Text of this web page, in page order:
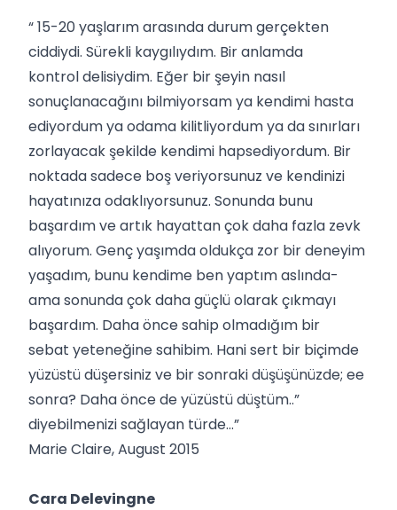
“ 15-20 yaşlarım arasında durum gerçekten
ciddiydi. Sürekli kaygılıydım. Bir anlamda
kontrol delisiydim. Eğer bir şeyin nasıl
sonuçlanacağını bilmiyorsam ya kendimi hasta
ediyordum ya odama kilitliyordum ya da sınırları
zorlayacak şekilde kendimi hapsediyordum. Bir
noktada sadece boş veriyorsunuz ve kendinizi
hayatınıza odaklıyorsunuz. Sonunda bunu
başardım ve artık hayattan çok daha fazla zevk
alıyorum. Genç yaşımda oldukça zor bir deneyim
yaşadım, bunu kendime ben yaptım aslında-
ama sonunda çok daha güçlü olarak çıkmayı
başardım. Daha önce sahip olmadığım bir
sebat yeteneğine sahibim. Hani sert bir biçimde
yüzüstü düşersiniz ve bir sonraki düşüşünüzde; ee
sonra? Daha önce de yüzüstü düştüm..”
diyebilmenizi sağlayan türde...”
Marie Claire, August 2015
Cara Delevingne